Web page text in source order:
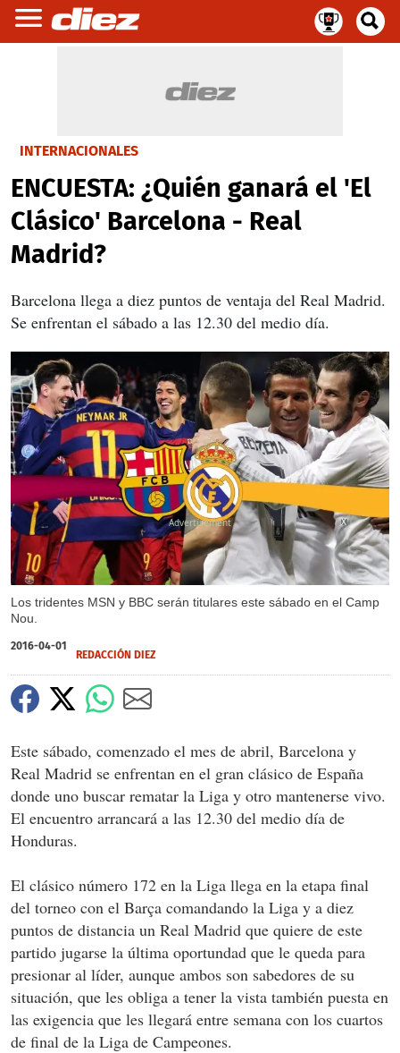
INTERNACIONALES
ENCUESTA: ¿Quién ganará el 'El
Clásico' Barcelona - Real
Madrid?
Barcelona llega a diez puntos de ventaja del Real Madrid.
Se enfrentan el sábado a las 12.30 del medio día.
Los tridentes MSN y BBC serán titulares este sábado en el Camp
Nou.
X
2016-04-01
REDACCIÓN DIEZ
Este sábado, comenzado el mes de abril, Barcelona y
Real Madrid se enfrentan en el gran clásico de España
donde uno buscar rematar la Liga y otro mantenerse vivo.
El encuentro arrancará a las 12.30 del medio día de
Honduras.
El clásico número 172 en la Liga llega en la etapa final
del torneo con el Barça comandando la Liga y a diez
puntos de distancia un Real Madrid que quiere de este
partido jugarse la última oportundad que le queda para
presionar al líder, aunque ambos son sabedores de su
situación, que les obliga a tener la vista también puesta en
las exigencia que les llegará entre semana con los cuartos
de final de la Liga de Campeones.